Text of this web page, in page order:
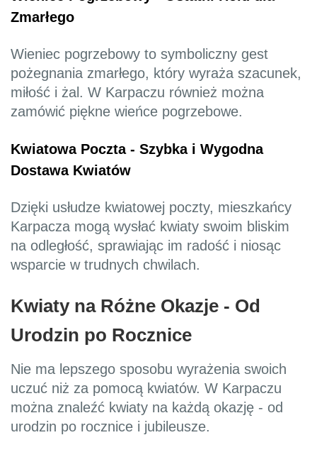
Zmarłego
Wieniec pogrzebowy to symboliczny gest
pożegnania zmarłego, który wyraża szacunek,
miłość i żal. W Karpaczu również można
zamówić piękne wieńce pogrzebowe.
Kwiatowa Poczta - Szybka i Wygodna
Dostawa Kwiatów
Dzięki usłudze kwiatowej poczty, mieszkańcy
Karpacza mogą wysłać kwiaty swoim bliskim
na odległość, sprawiając im radość i niosąc
wsparcie w trudnych chwilach.
Kwiaty na Różne Okazje - Od
Urodzin po Rocznice
Nie ma lepszego sposobu wyrażenia swoich
uczuć niż za pomocą kwiatów. W Karpaczu
można znaleźć kwiaty na każdą okazję - od
urodzin po rocznice i jubileusze.